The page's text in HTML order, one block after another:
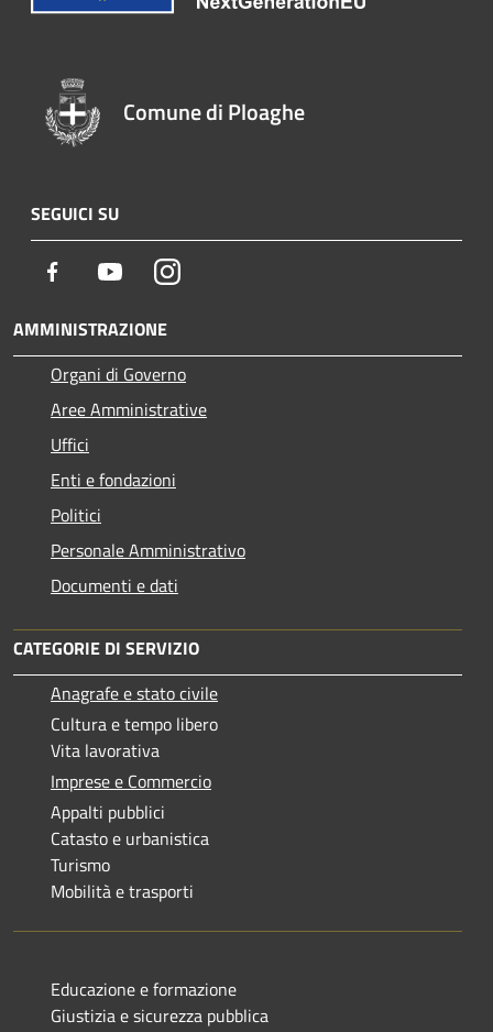
Comune di Ploaghe
SEGUICI SU
Facebook YoutubeInstagram
AMMINISTRAZIONE
Organi di Governo
Aree Amministrative
Uffici
Enti e fondazioni
Politici
Personale Amministrativo
Documenti e dati
CATEGORIE DI SERVIZIO
Anagrafe e stato civile
Cultura e tempo libero
Vita lavorativa
Imprese e Commercio
Appalti pubblici
Catasto e urbanistica
Turismo
Mobilità e trasporti
Educazione e formazione
Giustizia e sicurezza pubblica